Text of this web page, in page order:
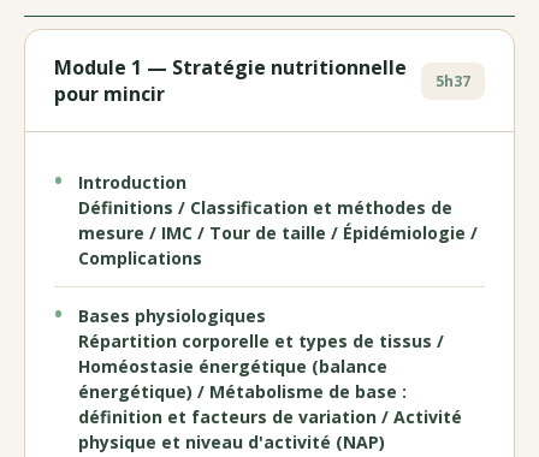
Module 1 — Stratégie nutritionnelle
pour mincir
5h37
Introduction
Définitions / Classification et méthodes de
mesure / IMC / Tour de taille / Épidémiologie /
Complications
Bases physiologiques
Répartition corporelle et types de tissus /
Homéostasie énergétique (balance
énergétique) / Métabolisme de base :
définition et facteurs de variation / Activité
physique et niveau d'activité (NAP)